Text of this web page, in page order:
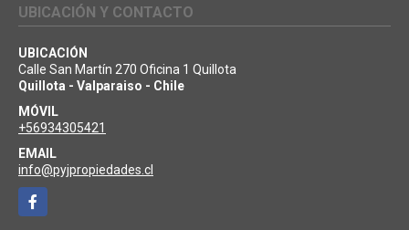
UBICACIÓN Y CONTACTO
UBICACIÓN
Calle San Martín 270 Oficina 1 Quillota
Quillota - Valparaiso - Chile
MÓVIL
+56934305421
EMAIL
info@pyjpropiedades.cl
Facebook